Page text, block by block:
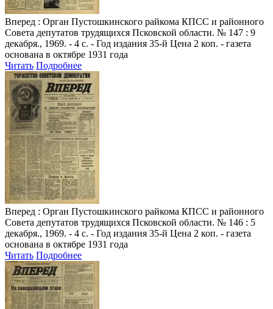
Вперед : Орган Пустошкинского райкома КПСС и районного
Совета депутатов трудящихся Псковской области. № 147 : 9
декабря., 1969. - 4 с. - Год издания 35-й Цена 2 коп. - газета
основана в октябре 1931 года
Читать Подробнее
Вперед : Орган Пустошкинского райкома КПСС и районного
Совета депутатов трудящихся Псковской области. № 146 : 5
декабря., 1969. - 4 с. - Год издания 35-й Цена 2 коп. - газета
основана в октябре 1931 года
Читать Подробнее